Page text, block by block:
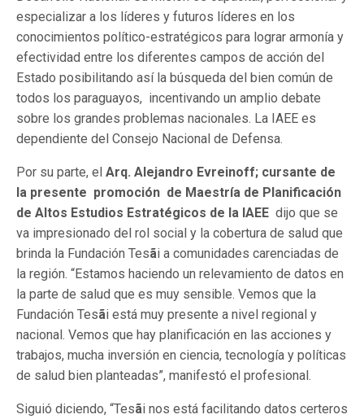
especializar a los líderes y futuros líderes en los
conocimientos político-estratégicos para lograr armonía y
efectividad entre los diferentes campos de acción del
Estado posibilitando así la búsqueda del bien común de
todos los paraguayos, incentivando un amplio debate
sobre los grandes problemas nacionales. La IAEE es
dependiente del Consejo Nacional de Defensa.
Por su parte, el Arq. Alejandro Evreinoff; cursante de
la presente promoción de Maestría de Planificación
de Altos Estudios Estratégicos de la IAEE dijo que se
va impresionado del rol social y la cobertura de salud que
brinda la Fundación Tesãi a comunidades carenciadas de
la región. “Estamos haciendo un relevamiento de datos en
la parte de salud que es muy sensible. Vemos que la
Fundación Tesãi está muy presente a nivel regional y
nacional. Vemos que hay planificación en las acciones y
trabajos, mucha inversión en ciencia, tecnología y políticas
de salud bien planteadas”, manifestó el profesional.
Siguió diciendo, “Tesãi nos está facilitando datos certeros